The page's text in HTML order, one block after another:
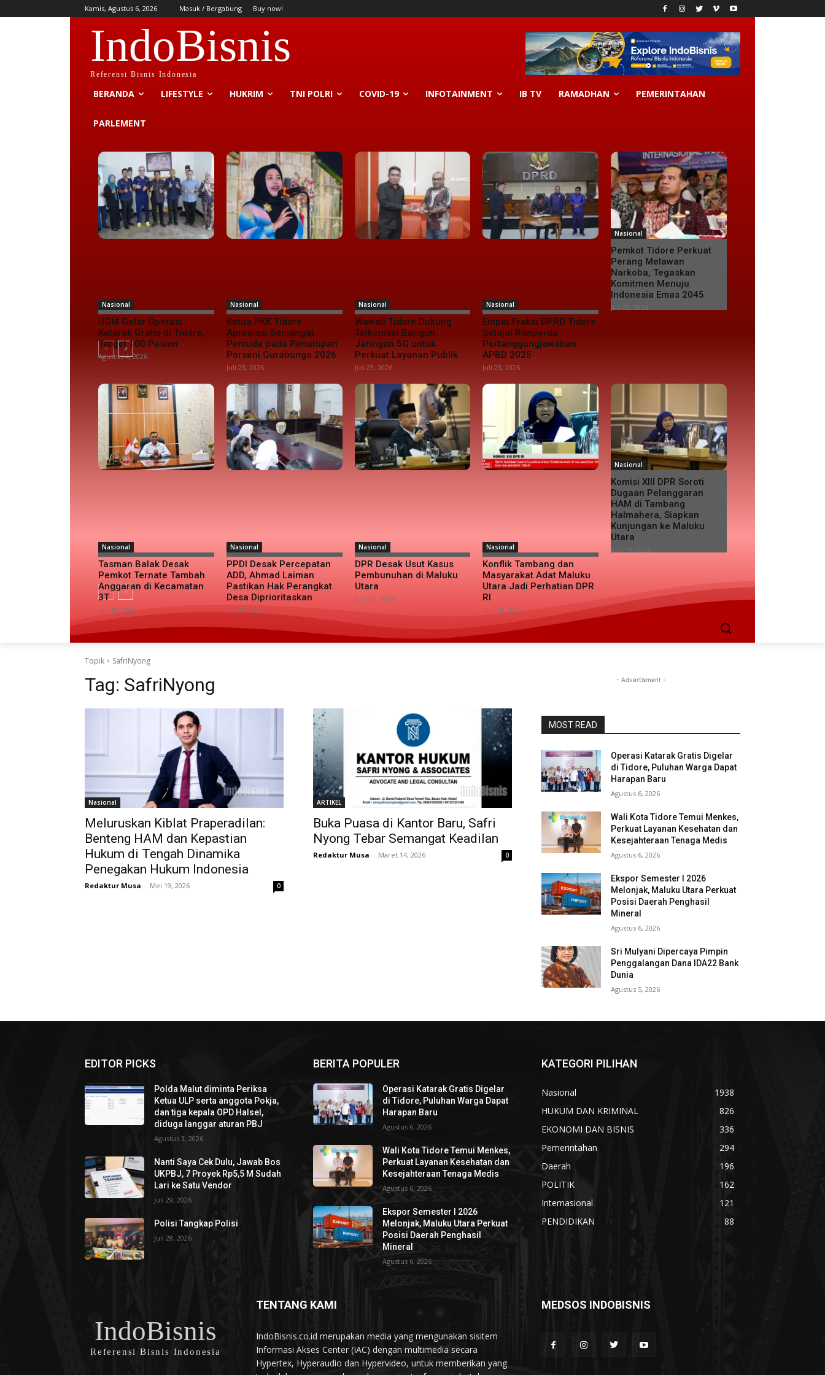
Kamis, Agustus 6, 2026 Masuk / Bergabung Buy now!
IndoBisnis
Referensi Bisnis Indonesia
BERANDA LIFESTYLE HUKRIM TNI POLRI COVID-19 INFOTAINMENT IB TV RAMADHAN PEMERINTAHAN
PARLEMENT
Nasional
UGM Gelar Operasi
Katarak Gratis di Tidore,
Target 100 Pasien
Agustus 4, 2026
Nasional
Ketua PKK Tidore
Apresiasi Semangat
Pemuda pada Penutupan
Porseni Gurabunga 2026
Juli 23, 2026
Nasional
Wawali Tidore Dukung
Telkomsel Bangun
Jaringan 5G untuk
Perkuat Layanan Publik
Juli 23, 2026
Nasional
Empat Fraksi DPRD Tidore
Setujui Ranperda
Pertanggungjawaban
APBD 2025
Juli 23, 2026
Nasional
Pemkot Tidore Perkuat
Perang Melawan
Narkoba, Tegaskan
Komitmen Menuju
Indonesia Emas 2045
Nasional
Tasman Balak Desak
Pemkot Ternate Tambah
Anggaran di Kecamatan
3T
Juli 28, 2026
Nasional
PPDI Desak Percepatan
ADD, Ahmad Laiman
Pastikan Hak Perangkat
Desa Diprioritaskan
Juli 27, 2026
Nasional
DPR Desak Usut Kasus
Pembunuhan di Maluku
Utara
Juni 22, 2026
Nasional
Konflik Tambang dan
Masyarakat Adat Maluku
Utara Jadi Perhatian DPR
RI
Juni 19, 2026
Nasional
Komisi XIII DPR Soroti
Dugaan Pelanggaran
HAM di Tambang
Halmahera, Siapkan
Kunjungan ke Maluku
Utara
Topik SafriNyong
Tag: SafriNyong
Nasional
Meluruskan Kiblat Praperadilan:
Benteng HAM dan Kepastian
Hukum di Tengah Dinamika
Penegakan Hukum Indonesia
Redaktur Musa - Mei 19, 2026 0
ARTIKEL
Buka Puasa di Kantor Baru, Safri
Nyong Tebar Semangat Keadilan
Redaktur Musa - Maret 14, 2026 0
- Advertisment -
MOST READ
Operasi Katarak Gratis Digelar
di Tidore, Puluhan Warga Dapat
Harapan Baru
Agustus 6, 2026
Wali Kota Tidore Temui Menkes,
Perkuat Layanan Kesehatan dan
Kesejahteraan Tenaga Medis
Agustus 6, 2026
Ekspor Semester I 2026
Melonjak, Maluku Utara Perkuat
Posisi Daerah Penghasil
Mineral
Agustus 6, 2026
Sri Mulyani Dipercaya Pimpin
Penggalangan Dana IDA22 Bank
Dunia
Agustus 5, 2026
EDITOR PICKS
Polda Malut diminta Periksa
Ketua ULP serta anggota Pokja,
dan tiga kepala OPD Halsel,
diduga langgar aturan PBJ
Agustus 3, 2026
Nanti Saya Cek Dulu, Jawab Bos
UKPBJ, 7 Proyek Rp5,5 M Sudah
Lari ke Satu Vendor
Juli 29, 2026
Polisi Tangkap Polisi
Juli 28, 2026
BERITA POPULER
Operasi Katarak Gratis Digelar
di Tidore, Puluhan Warga Dapat
Harapan Baru
Agustus 6, 2026
Wali Kota Tidore Temui Menkes,
Perkuat Layanan Kesehatan dan
Kesejahteraan Tenaga Medis
Agustus 6, 2026
Ekspor Semester I 2026
Melonjak, Maluku Utara Perkuat
Posisi Daerah Penghasil
Mineral
Agustus 6, 2026
KATEGORI PILIHAN
Nasional
1938
HUKUM DAN KRIMINAL
826
EKONOMI DAN BISNIS
336
Pemerintahan
294
Daerah
196
POLITIK
162
Internasional
121
PENDIDIKAN
88
IndoBisnis
Referensi Bisnis Indonesia
TENTANG KAMI
IndoBisnis.co.id merupakan media yang mengunakan sisitem
Informasi Akses Center (IAC) dengan multimedia secara
Hypertex, Hyperaudio dan Hypervideo, untuk memberikan yang
MEDSOS INDOBISNIS